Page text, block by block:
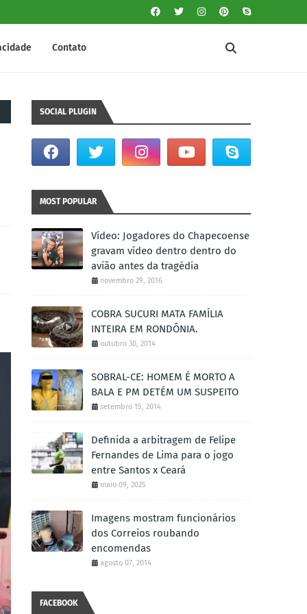
Contato
SOCIAL PLUGIN
MOST POPULAR
Vídeo: Jogadores do Chapecoense
gravam vídeo dentro dentro do
avião antes da tragédia
novembro 29, 2016
COBRA SUCURI MATA FAMÍLIA
INTEIRA EM RONDÔNIA.
outubro 30, 2014
SOBRAL-CE: HOMEM É MORTO A
BALA E PM DETÉM UM SUSPEITO
setembro 15, 2014
Definida a arbitragem de Felipe
Fernandes de Lima para o jogo
entre Santos x Ceará
maio 09, 2025
Imagens mostram funcionários
dos Correios roubando
encomendas
agosto 07, 2014
FACEBOOK